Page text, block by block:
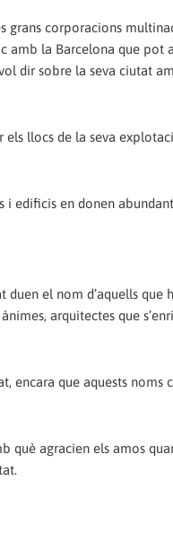
grans corporacions
amb la Barcelona que pot
dir sobre la seva ciutat
llocs de la seva
i edificis en donen
el nom d’aquells que
arquitectes que
encara que aquests noms
què agracien els amos